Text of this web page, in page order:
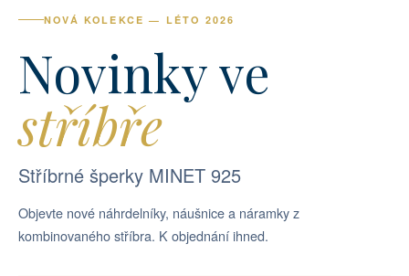
NOVÁ KOLEKCE — LÉTO 2026
Novinky ve
stříbře
Stříbrné šperky MINET 925
Objevte nové náhrdelníky, náušnice a náramky z
kombinovaného stříbra. K objednání ihned.